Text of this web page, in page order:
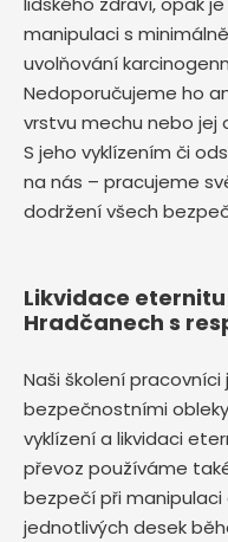
manipulaci s
uvolňování
Nedoporučujeme ho
vrstvu mechu nebo jej
S jeho vyklízením či
na nás – pracujeme
dodržení všech
Likvidace eternitu
Hradčanech s
Naši školení
bezpečnostními
vyklízení a likvidaci
převoz používáme
bezpečí při
jednotlivých desek